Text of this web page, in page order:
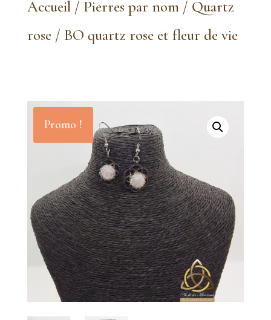
Accueil/ Pierres par nom/ Quartz
rose/ BO quartz rose et fleur de vie
Promo !